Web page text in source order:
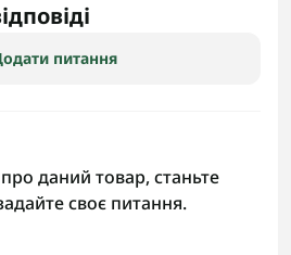
питання
даний товар, станьте
своє питання.